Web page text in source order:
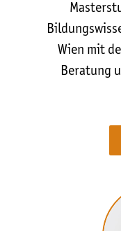
Wien mit
Beratung